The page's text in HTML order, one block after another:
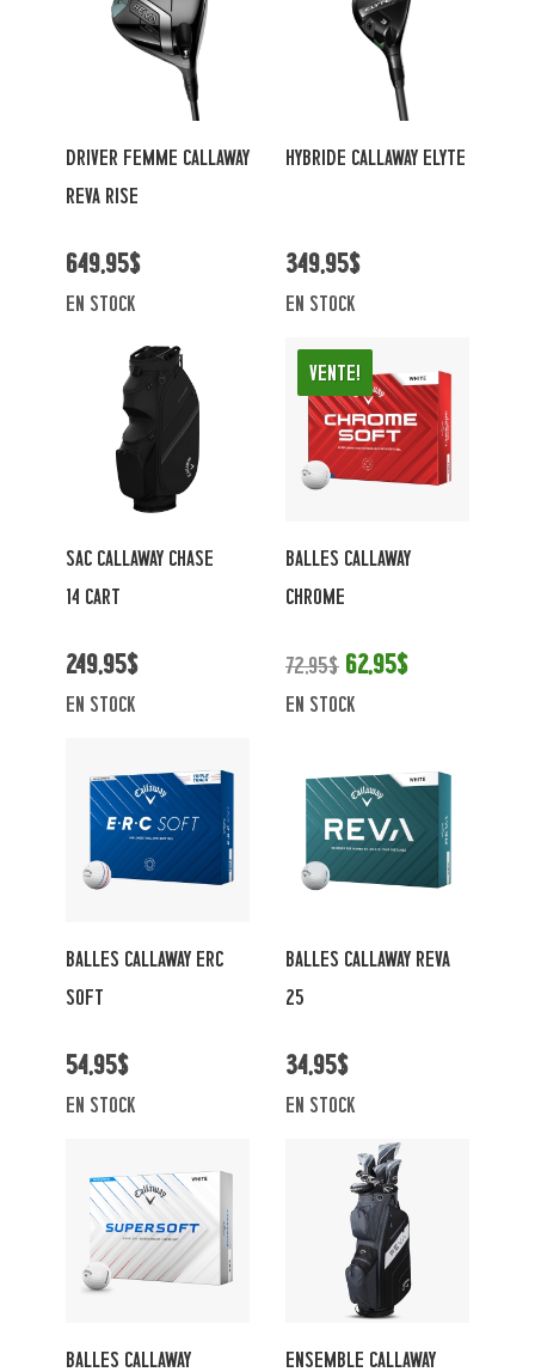
DRIVER FEMME CALLAWAY
REVA RISE
649,95$
en stock
HYBRIDE CALLAWAY ELYTE
349,95$
en stock
SAC CALLAWAY CHASE
14 CART
249,95$
en stock
Vente!
BALLES CALLAWAY
CHROME
72,95$ 62,95$
en stock
BALLES CALLAWAY ERC
SOFT
54,95$
en stock
BALLES CALLAWAY REVA
25
34,95$
en stock
BALLES CALLAWAY
ENSEMBLE CALLAWAY